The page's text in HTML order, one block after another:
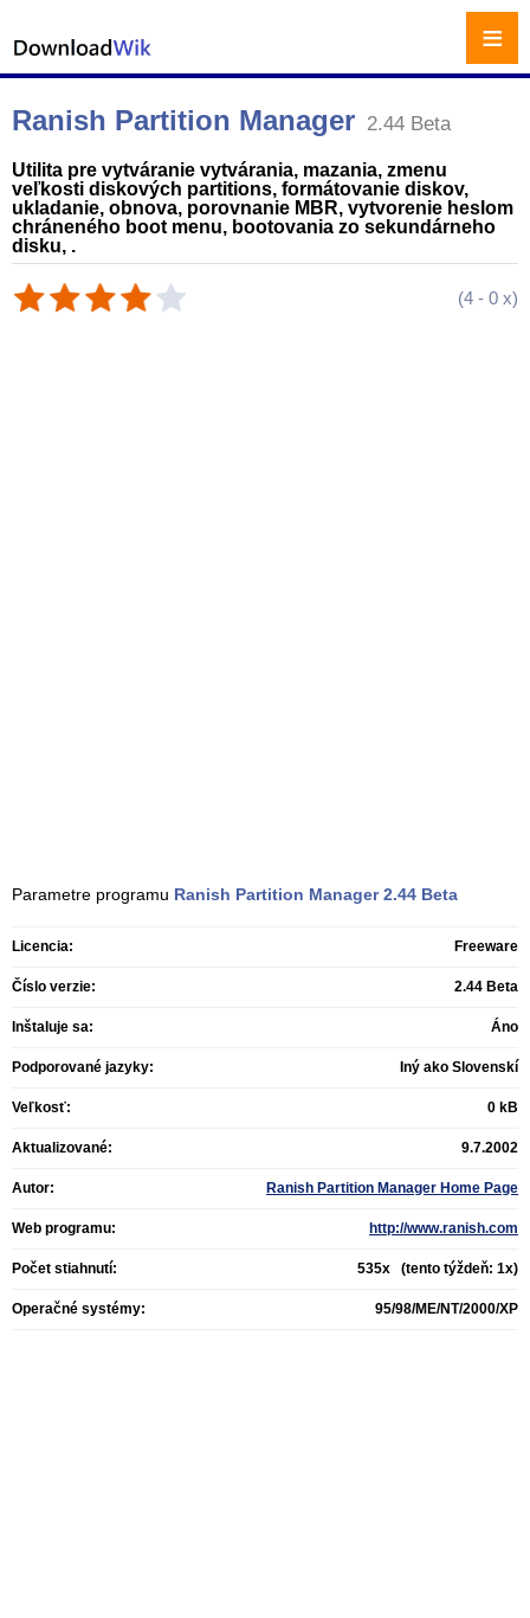
Ranish Partition Manager 2.44 Beta
Utilita pre vytváranie vytvárania, mazania, zmenu
veľkosti diskových partitions, formátovanie diskov,
ukladanie, obnova, porovnanie MBR, vytvorenie heslom
chráneného boot menu, bootovania zo sekundárneho
disku, .
(4 - 0 x)
Parametre programu Ranish Partition Manager 2.44 Beta
Licencia: Freeware
Číslo verzie: 2.44 Beta
Inštaluje sa: Áno
Podporované jazyky: Iný ako Slovenskí
Veľkosť: 0 kB
Aktualizované: 9.7.2002
Autor: Ranish Partition Manager Home Page
Web programu: http://www.ranish.com
Počet stiahnutí: 535x (tento týždeň: 1x)
Operačné systémy: 95/98/ME/NT/2000/XP
≡